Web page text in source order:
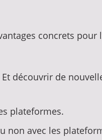
concrets
découvrir de
plateformes.
non avec les